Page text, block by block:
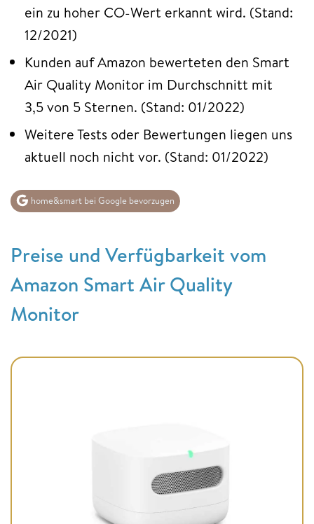
ein zu hoher CO-Wert erkannt wird. (Stand:
12/2021)
Kunden auf Amazon bewerteten den Smart
Air Quality Monitor im Durchschnitt mit
3,5 von 5 Sternen. (Stand: 01/2022)
Weitere Tests oder Bewertungen liegen uns
aktuell noch nicht vor. (Stand: 01/2022)
home&smart bei Google bevorzugen
Preise und Verfügbarkeit vom
Amazon Smart Air Quality
Monitor